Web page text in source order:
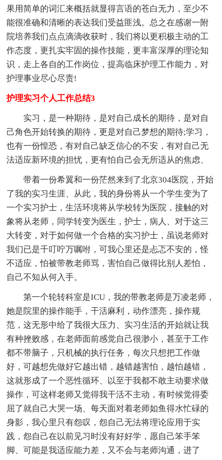
果用简单的词汇来概括就显得言语的苍白无力，至少不
能很准确和清晰的表达我们受益匪浅。总之在感谢一附
院培养我们点点滴滴收获时，我们将以更积极主动的工
作态度，更扎实牢固的操作技能，更丰富深厚的理论知
识，走上各自的工作岗位，提高临床护理工作能力，对
护理事业尽心尽责!
护理实习个人工作总结3
实习，是一种期待，是对自己成长的期待，是对自
己角色开始转换的期待，更是对自己梦想的期待;学习，
也有一份惶恐，有对自己缺乏信心的不安，有对自己无
法适应新环境的担忧，更有怕自己会无所适从的焦虑、
带着一份希翼和一份茫然来到了北京304医院，开始
了我的实习生涯、从此，我的身份将从一个学生变为了
一个实习护士，生活环境将从学校转为医院，接触的对
象将从老师，同学转变为医生，护士，病人、对于这三
大转变，对于如何做一个合格的实习护士，虽说老师对
我们已是千叮咛万嘱咐，可我心里还是忐忑不安的，怪
不适应，怕被带教老师骂，害怕自己做得比别人差怕，
自己不知从何入手。
第一个轮转科室是ICU，我的带教老师是万凌老师，
她是院里的操作能手，干活麻利，动作漂亮，操作规
范，这无形中给了我很大压力、实习生活的开始就让我
有种挫败感，在老师面前感觉自己很渺小，甚至于工作
都不带脑子，只机械的执行任务，每次只想把工作做
好，可越想先做好它越出错，越错越害怕，越怕越错，
这就形成了一个恶性循环、以至于我都不敢主动要求做
操作，可这样老师又觉得我干活不主动，有时候觉得委
屈了就自己大哭一场、每天面对着老师如鱼得水忙碌的
身影，我心里只有怨叹，怨自己无法将理论应用于实
践，怨自己在以前见习时没有好好学，愿自己笨手笨
脚、可能是我适应能力差，又不会与老师沟通，进了